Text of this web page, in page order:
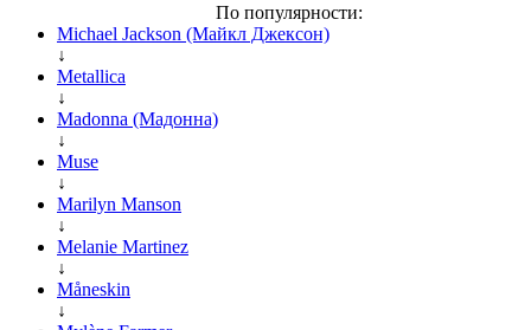
По популярности:
Michael Jackson (Майкл Джексон)
↓
Metallica
↓
Madonna (Мадонна)
↓
Muse
↓
Marilyn Manson
↓
Melanie Martinez
↓
Måneskin
↓